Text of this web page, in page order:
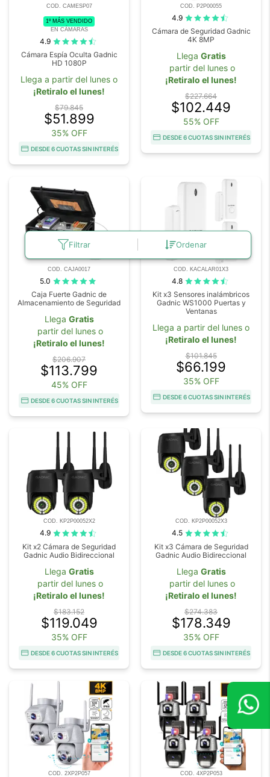
Filtrar Ordenar
COD. CAMESP07
1º MÁS VENDIDO
EN CÁMARAS
4.9
Cámara Espía Oculta Gadnic
HD 1080P
Llega a partir del lunes o
¡Retiralo el lunes!
$79.845
$51.899
35% OFF
DESDE 6 CUOTAS SIN INTERÉS
COD. P2P00055
4.9
Cámara de Seguridad Gadnic
4K 8MP
Llega Gratis
partir del lunes o
¡Retiralo el lunes!
$227.664
$102.449
55% OFF
DESDE 6 CUOTAS SIN INTERÉS
COD. CAJA0017
5.0
Caja Fuerte Gadnic de
Almacenamiento de Seguridad
Llega Gratis
partir del lunes o
¡Retiralo el lunes!
$206.907
$113.799
45% OFF
DESDE 6 CUOTAS SIN INTERÉS
COD. KACALAR01X3
4.8
Kit x3 Sensores inalámbricos
Gadnic WS1000 Puertas y
Ventanas
Llega a partir del lunes o
¡Retiralo el lunes!
$101.845
$66.199
35% OFF
DESDE 6 CUOTAS SIN INTERÉS
COD. KP2P00052X2
4.9
Kit x2 Cámara de Seguridad
Gadnic Audio Bidireccional
Llega Gratis
partir del lunes o
¡Retiralo el lunes!
$183.152
$119.049
35% OFF
DESDE 6 CUOTAS SIN INTERÉS
COD. KP2P00052X3
4.5
Kit x3 Cámara de Seguridad
Gadnic Audio Bidireccional
Llega Gratis
partir del lunes o
¡Retiralo el lunes!
$274.383
$178.349
35% OFF
DESDE 6 CUOTAS SIN INTERÉS
COD. 2XP2P057 COD. 4XP2P053